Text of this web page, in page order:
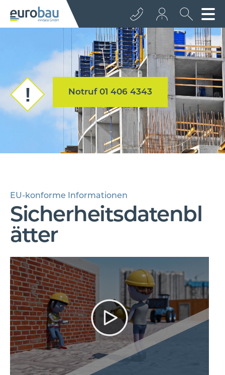
+43 512 362233
info@euro­bau.com
inndata
Notruf 01 406 4343
EU-konforme Informationen
Sicherheitsdatenbl
ätter